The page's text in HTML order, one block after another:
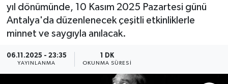
yıl dönümünde, 10 Kasım 2025 Pazartesi günü
Antalya'da düzenlenecek çeşitli etkinliklerle
minnet ve saygıyla anılacak.
06.11.2025 - 23:35
YAYINLANMA
1 DK
OKUNMA SÜRESI
Genel
Görüntülü Haber
Güncel
Son Dakika Haberleri
Haber Arşivi